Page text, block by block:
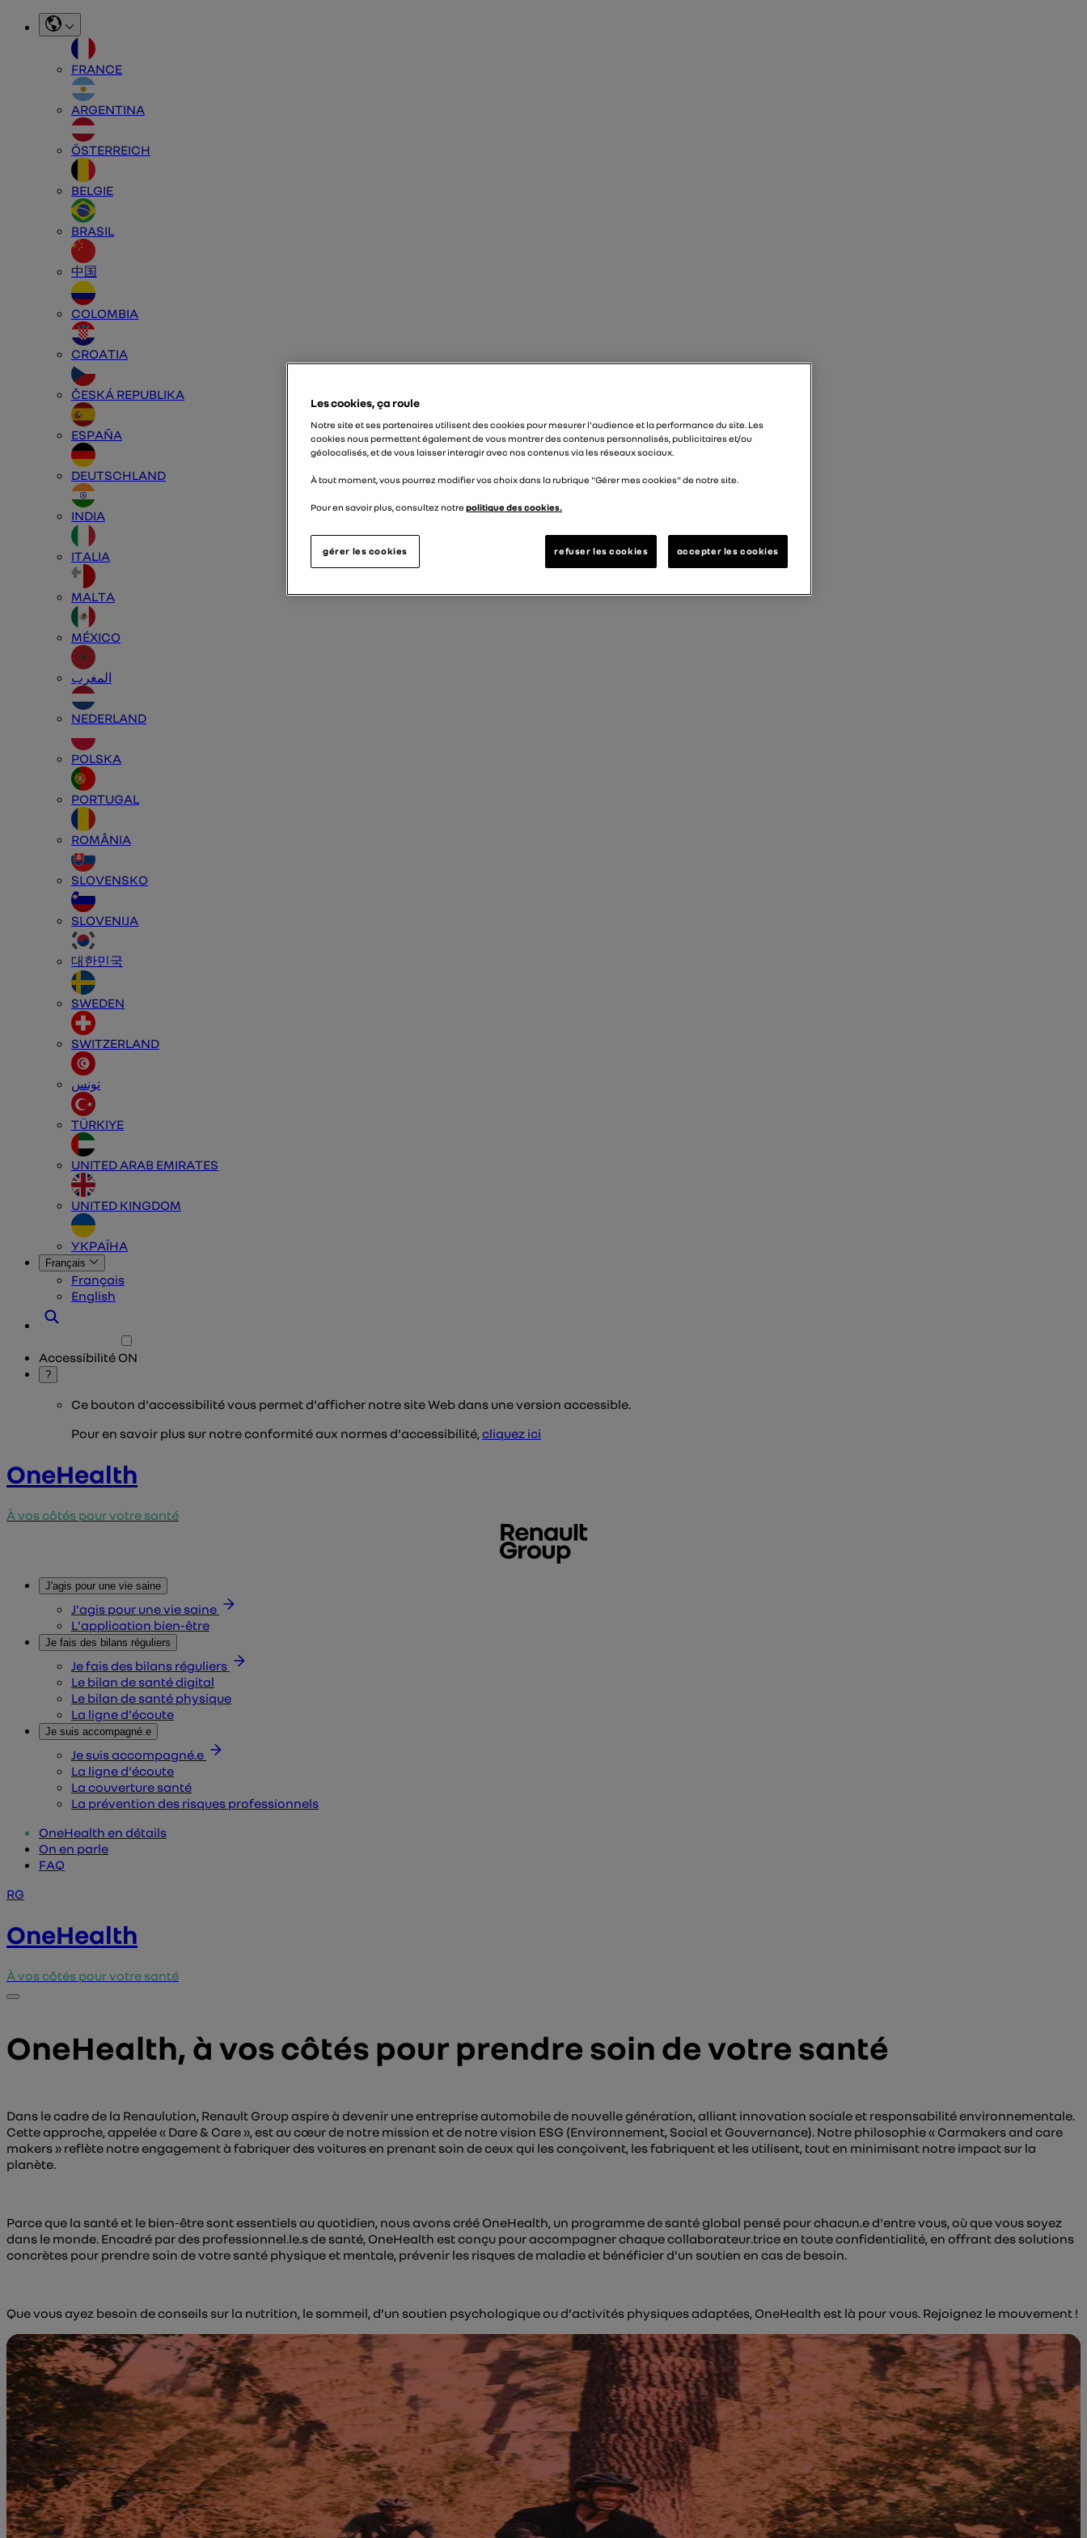
FRANCE
ARGENTINA
ÖSTERREICH
BELGIE
BRASIL
中国
COLOMBIA
CROATIA
ČESKÁ REPUBLIKA
ESPAÑA
DEUTSCHLAND
INDIA
ITALIA
MALTA
MÉXICO
المغرب
NEDERLAND
POLSKA
PORTUGAL
ROMÂNIA
SLOVENSKO
SLOVENIJA
대한민국
SWEDEN
SWITZERLAND
تونس
TÜRKIYE
UNITED ARAB EMIRATES
UNITED KINGDOM
УКРАЇНА
Français
Français
English
Accessibilité ON
?
Ce bouton d'accessibilité vous permet d'afficher notre site Web dans une version accessible.
Pour en savoir plus sur notre conformité aux normes d'accessibilité,cliquez ici
OneHealth
À vos côtés pour votre santé
J'agis pour une vie saine
J'agis pour une vie saine
L'application bien-être
Je fais des bilans réguliers
Je fais des bilans réguliers
Le bilan de santé digital
Le bilan de santé physique
La ligne d'écoute
Je suis accompagné.e
Je suis accompagné.e
La ligne d'écoute
La couverture santé
La prévention des risques professionnels
OneHealth en détails
On en parle
FAQ
RG
OneHealth
À vos côtés pour votre santé
OneHealth, à vos côtés pour prendre soin de votre santé
Dans le cadre de la Renaulution, Renault Group aspire à devenir une entreprise automobile de nouvelle génération, alliant innovation sociale et responsabilité environnementale.
Cette approche, appelée « Dare & Care », est au cœur de notre mission et de notre vision ESG (Environnement, Social et Gouvernance). Notre philosophie « Carmakers and care
makers » reflète notre engagement à fabriquer des voitures en prenant soin de ceux qui les conçoivent, les fabriquent et les utilisent, tout en minimisant notre impact sur la
planète.
Parce que la santé et le bien-être sont essentiels au quotidien, nous avons créé OneHealth, un programme de santé global pensé pour chacun.e d'entre vous, où que vous soyez
dans le monde. Encadré par des professionnel.le.s de santé, OneHealth est conçu pour accompagner chaque collaborateur.trice en toute confidentialité, en offrant des solutions
concrètes pour prendre soin de votre santé physique et mentale, prévenir les risques de maladie et bénéficier d’un soutien en cas de besoin.
Que vous ayez besoin de conseils sur la nutrition, le sommeil, d’un soutien psychologique ou d’activités physiques adaptées, OneHealth est là pour vous. Rejoignez le mouvement !
Les cookies, ça roule
Notre site et ses partenaires utilisent des cookies pour mesurer l'audience et la performance du site. Les
cookies nous permettent également de vous montrer des contenus personnalisés, publicitaires et/ou
géolocalisés, et de vous laisser interagir avec nos contenus via les réseaux sociaux.
À tout moment, vous pourrez modifier vos choix dans la rubrique "Gérer mes cookies" de notre site.
Pour en savoir plus, consultez notre politique des cookies.
refuser les cookies accepter les cookies
gérer les cookies